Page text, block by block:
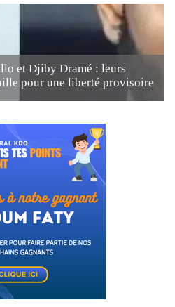
et Djiby Dramé : leurs
pour une liberté provisoire